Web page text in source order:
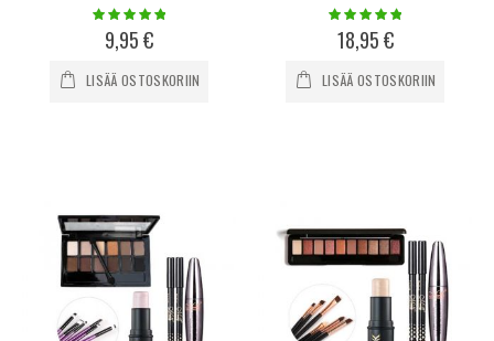
Rating:
100%
9,95 €
LISÄÄ OSTOSKORIIN
Rating:
100%
18,95 €
LISÄÄ OSTOSKORIIN